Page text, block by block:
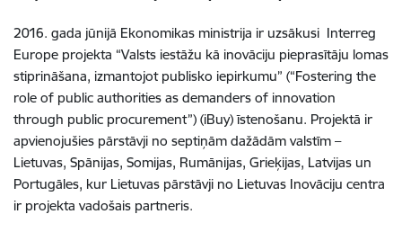
2016. gada jūnijā Ekonomikas ministrija ir uzsākusi Interreg
Europe projekta “Valsts iestāžu kā inovāciju pieprasītāju lomas
stiprināšana, izmantojot publisko iepirkumu” (“Fostering the
role of public authorities as demanders of innovation
through public procurement”) (iBuy) īstenošanu. Projektā ir
apvienojušies pārstāvji no septiņām dažādām valstīm –
Lietuvas, Spānijas, Somijas, Rumānijas, Grieķijas, Latvijas un
Portugāles, kur Lietuvas pārstāvji no Lietuvas Inovāciju centra
ir projekta vadošais partneris.